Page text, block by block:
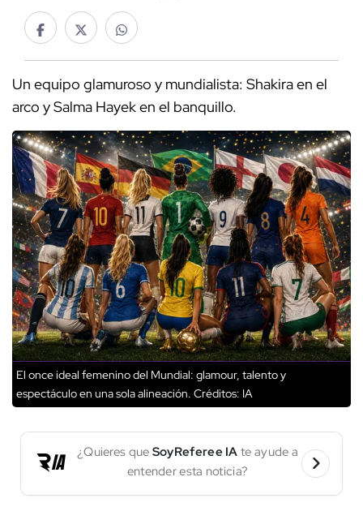
Un equipo glamuroso y mundialista: Shakira en el
arco y Salma Hayek en el banquillo.
El once ideal femenino del Mundial: glamour, talento y
espectáculo en una sola alineación. Créditos: IA
¿Quieres que SoyReferee IA te ayude a
entender esta noticia?